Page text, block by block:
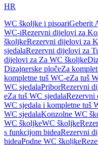
HR
WC školjke i pisoariGeberit
WC-iRezervni dijelovi za
školjkeRezervni dijelovi za
sjedalaRezervni dijelovi za
dijelovi za Za WC školjke
Dizajnerske pločeZa
kompletne tuš WC-eZa tuš
WC sjedalaPriborRezervni
eZa tuš WC sjedalaRezervni
WC sjedala i kompletne tuš
WC sjedalaKonzolne WC
WC školjkeWC školjke
s funkcijom bideaRezervni
bideaPodne WC školjke